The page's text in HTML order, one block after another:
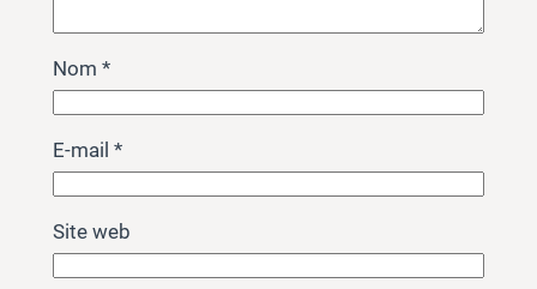
Nom *
E-mail *
Site web